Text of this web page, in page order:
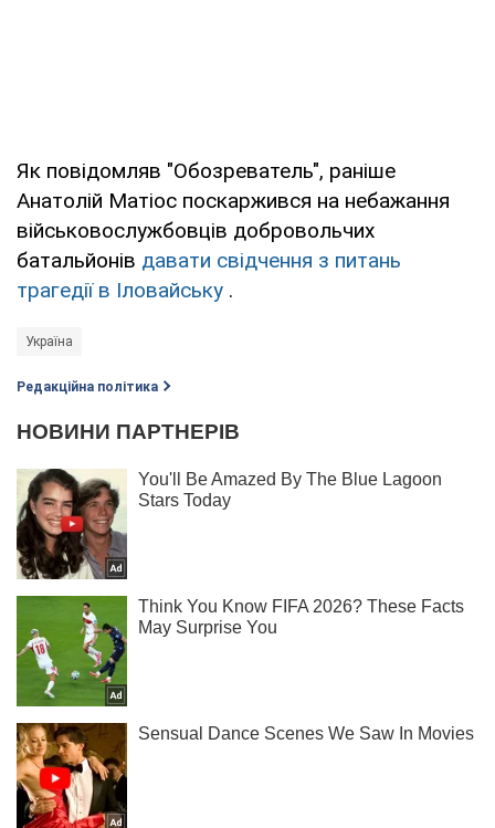
Як повідомляв "Обозреватель", раніше
Анатолій Матіос поскаржився на небажання
військовослужбовців добровольчих
батальйонів давати свідчення з питань
трагедії в Іловайську .
Україна
Редакційна політика